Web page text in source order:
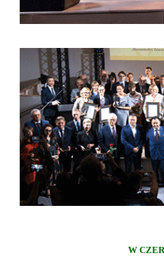
W